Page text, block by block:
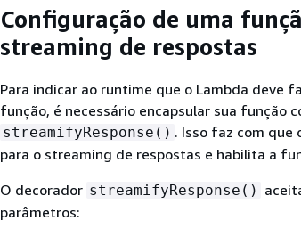
Configuração de uma
streaming de respostas
Para indicar ao runtime que o Lambda deve
função, é necessário encapsular sua função
streamifyResponse() . Isso faz com que
para o streaming de respostas e habilita a
O decorador streamifyResponse()
parâmetros: